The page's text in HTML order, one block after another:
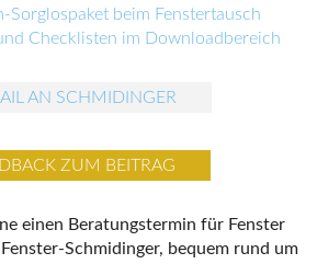
Sorglospaket beim Fenstertausch
Checklisten im Downloadbereich
AN SCHMIDINGER
ZUM BEITRAG